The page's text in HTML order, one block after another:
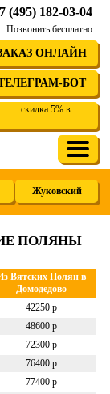
(495) 182-03-04
Позвонить бесплатно
ОНЛАЙН
БОТ
скидка 5% в
Жуковский
ПОЛЯНЫ
Вятских Полян в
Домодедово
42250 р
48600 р
72300 р
76400 р
77400 р